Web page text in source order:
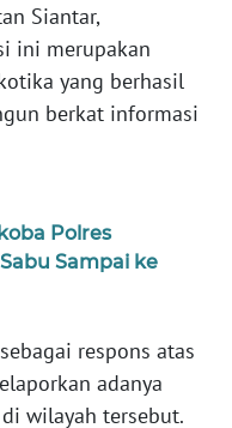
Siantar,
ini merupakan
yang berhasil
berkat informasi
Polres
Sampai ke
respons atas
adanya
wilayah tersebut.